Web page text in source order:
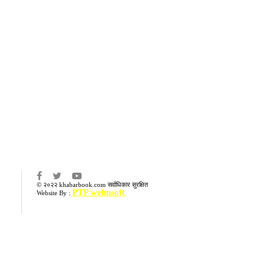
© २०२२ khabarbook.com सर्वाधिकार सुरक्षित
Website By : PTP webnsoft